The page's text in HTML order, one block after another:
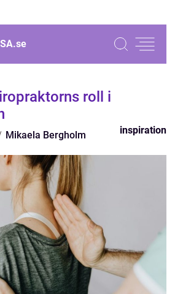
se
roll i
Mikaela Bergholm inspiration